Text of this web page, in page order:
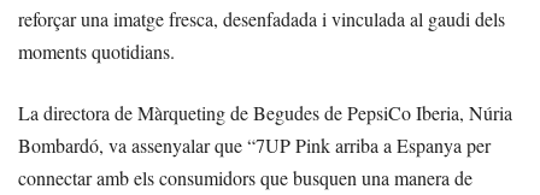
reforçar una imatge fresca, desenfadada i vinculada al gaudi dels
moments quotidians.
La directora de Màrqueting de Begudes de PepsiCo Iberia, Núria
Bombardó, va assenyalar que “7UP Pink arriba a Espanya per
connectar amb els consumidors que busquen una manera de